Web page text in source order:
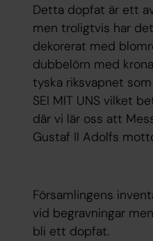
Detta dopfat är ett
men troligtvis har
dekorerat med
dubbelörn med
tyska riksvapnet
SEI MIT UNS vilket
där vi lär oss att
Gustaf II Adolfs
Församlingens
vid begravningar
bli ett dopfat.